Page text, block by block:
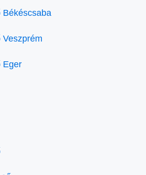
Békéscsaba
Veszprém
Eger